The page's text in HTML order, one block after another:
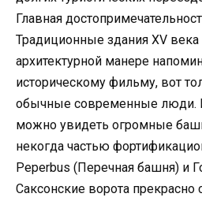
Главная
Традиционные здания XV века
архитектурной манере
историческому фильму, вот
обычные современные люди.
можно увидеть огромные
некогда частью
Peperbus (Перечная башня) и
Саксонские ворота прекрасно